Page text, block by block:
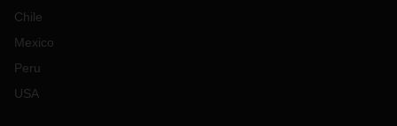
Chile
Mexico
Peru
USA